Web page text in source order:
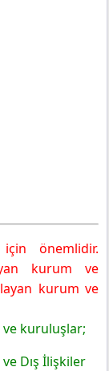
önemlidir.
kurum ve
kurum ve
ve kuruluşlar;
Dış İlişkiler